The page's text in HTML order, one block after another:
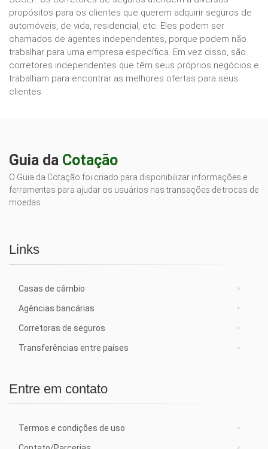
propósitos para os clientes que querem adquirir seguros de
automóveis, de vida, residencial, etc. Eles podem ser
chamados de agentes independentes, porque podem não
trabalhar para uma empresa específica. Em vez disso, são
corretores independentes que têm seus próprios negócios e
trabalham para encontrar as melhores ofertas para seus
clientes.
Guia da Cotação
O Guia da Cotação foi criado para disponibilizar informações e
ferramentas para ajudar os usuários nas transações de trocas de
moedas.
Links
Casas de câmbio
Agências bancárias
Corretoras de seguros
Transferências entre países
Entre em contato
Termos e condições de uso